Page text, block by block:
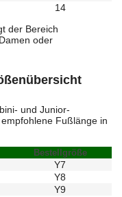
14
der Bereich
oder
und Junior-
Fußlänge in
Bestellgröße
Y7
Y8
Y9